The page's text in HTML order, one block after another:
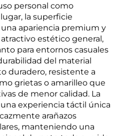
personal como
la superficie
apariencia premium y
estético general,
para entornos casuales
del material
duradero, resistente a
grietas o amarilleo que
de menor calidad. La
experiencia táctil única
arañazos
manteniendo una